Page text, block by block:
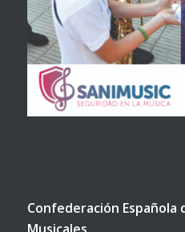
Confederación Española